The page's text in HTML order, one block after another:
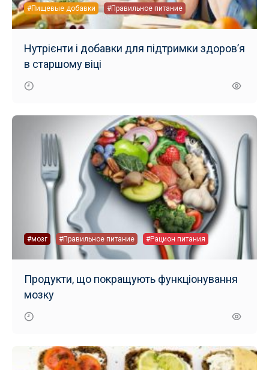
#Пищевые добавки #Правильное питание
Нутрієнти і добавки для підтримки здоров’я
в старшому віці
#мозг #Правильное питание #Рацион питания
Продукти, що покращують функціонування
мозку